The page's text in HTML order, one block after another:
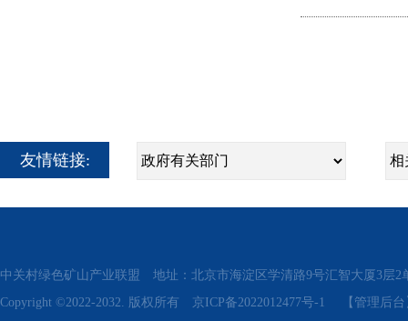
友情链接:
中关村绿色矿山产业联盟 地址：北京市海淀区学清路9号汇智大厦3层
Copyright ©2022-2032. 版权所有 京ICP备2022012477号-1 【管理后